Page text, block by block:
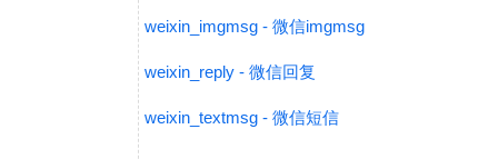
weixin_imgmsg - 微信imgmsg
weixin_reply - 微信回复
weixin_textmsg - 微信短信